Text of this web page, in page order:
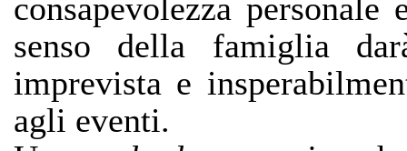
consapevolezza
senso della famiglia
imprevista e
agli eventi.